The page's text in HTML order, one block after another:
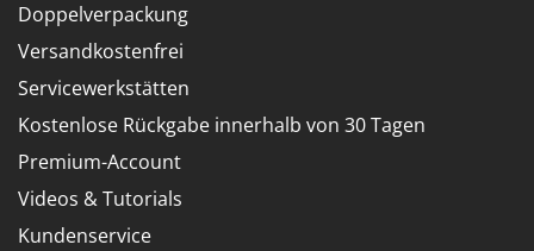
Doppelverpackung
Versandkostenfrei
Servicewerkstätten
Kostenlose Rückgabe innerhalb von 30 Tagen
Premium-Account
Videos & Tutorials
Kundenservice